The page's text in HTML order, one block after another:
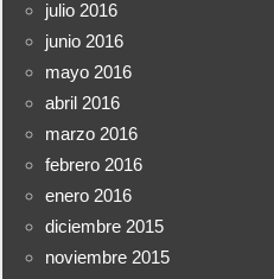
julio 2016
junio 2016
mayo 2016
abril 2016
marzo 2016
febrero 2016
enero 2016
diciembre 2015
noviembre 2015